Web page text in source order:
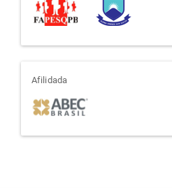
afiliada
Afilidada